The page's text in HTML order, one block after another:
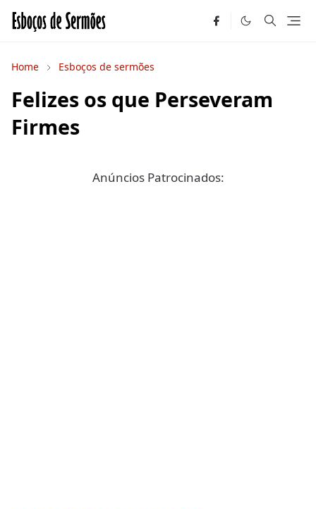
Home Esboços de sermões
Felizes os que Perseveram
Firmes
Anúncios Patrocinados: